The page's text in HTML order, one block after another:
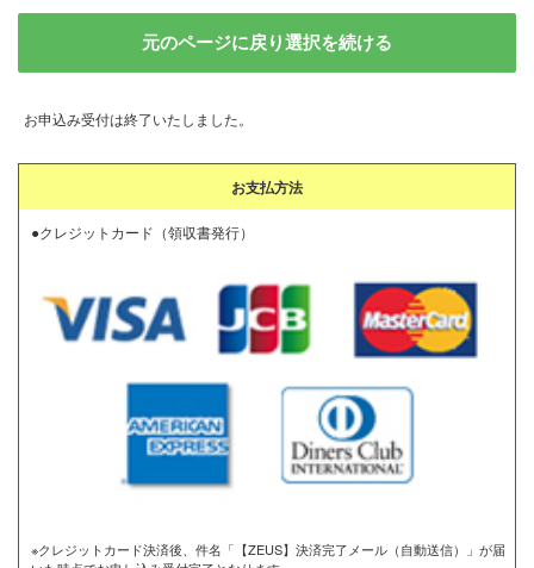
元のページに戻り選択を続ける
お申込み受付は終了いたしました。
お支払方法
●クレジットカード（領収書発行）
※クレジットカード決済後、件名「【ZEUS】決済完了メール（自動送信）」が届